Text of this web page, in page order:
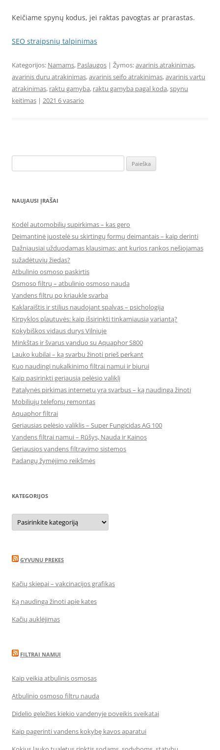
Keičiame spynų kodus, jei raktas pavogtas ar prarastas.
SEO straipsnių talpinimas
Kategorijos: Namams, Paslaugos | Žymos:avarinis atrakinimas,
avarinis duru atrakinimas,avarinis seifo atrakinimas,avarinis vartu
atrakinimas, raktu gamyba, raktu gamyba pagal koda,spynu
keitimas | 2021 6 vasario
NAUJAUSI ĮRAŠAI
Kodėl automobilių supirkimas – kas gero
Deimantinė juostelė su skirtingų formų deimantais – kaip derinti
Dažniausiai užduodamas klausimas: ant kurios rankos nešiojamas
sužadėtuvių žiedas?
Atbulinio osmoso paskirtis
Osmoso filtrų – atbulinio osmoso nauda
Vandens filtrų po kriaukle svarba
Kaklaraištis ir stilius naudojant spalvas – psichologija
Kirpyklos plautuvės: kaip išsirinkti tinkamiausią variantą?
Kokybiškos vidaus durys Vilniuje
Minkštas ir švarus vanduo su Aquaphor S800
Lauko kubilai – ką svarbu žinoti prieš perkant
Kuo naudingi nukalkinimo filtrai namui ir biurui
Kaip pasirinkti geriausią pelėsio valiklį
Patalynės pirkimas internetu yra svarbus – ką naudinga žinoti
Mobiliųjų telefonų remontas
Aquaphor filtrai
Geriausias pelėsio valiklis – Super Fungicidas AG 100
Vandens filtrai namui – Rūšys, Nauda ir Kainos
Geriausios vandens filtravimo sistemos
Padangų žymėjimo reikšmės
KATEGORIJOS
Kategorijos
GYVUNU PREKES
Kačių skiepai – vakcinacijos grafikas
Ką naudinga žinoti apie kates
Kačių auklėjimas
FILTRAI NAMUI
Kaip veikia atbulinis osmosas
Atbulinio osmoso filtrų nauda
Didelio geležies kiekio vandenyje poveikis sveikatai
Kaip pagerinti vandens kokybę kavos aparatui